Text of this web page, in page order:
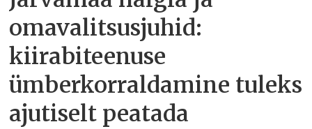
omavalitsusjuhid:
kiirabiteenuse
ümberkorraldamine tuleks
ajutiselt peatada